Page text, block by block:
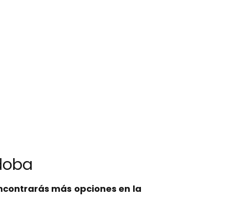
más opciones en la